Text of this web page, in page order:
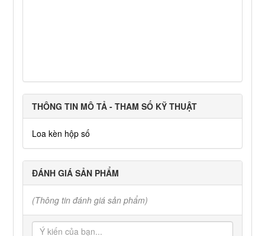
THÔNG TIN MÔ TẢ - THAM SỐ KỸ THUẬT
Loa kèn hộp số
ĐÁNH GIÁ SẢN PHẨM
(Thông tin đánh giá sản phẩm)